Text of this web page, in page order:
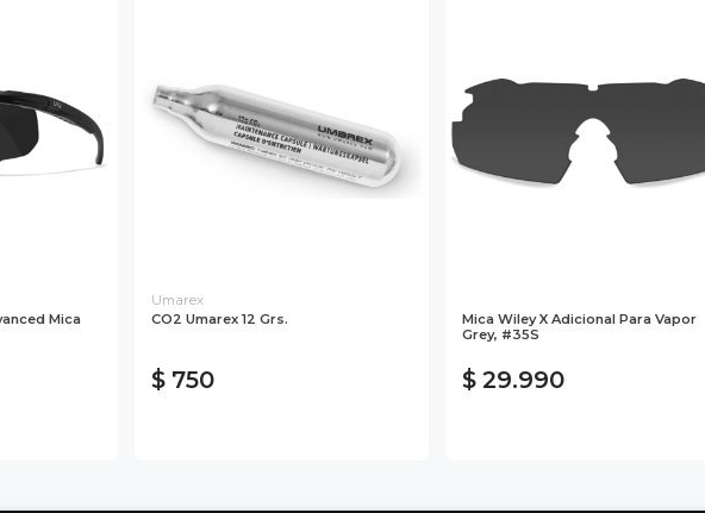
Mica
Umarex
CO2 Umarex 12 Grs.
$ 750
Mica Wiley X Adicional Para Vapor
Grey, #35S
$ 29.990